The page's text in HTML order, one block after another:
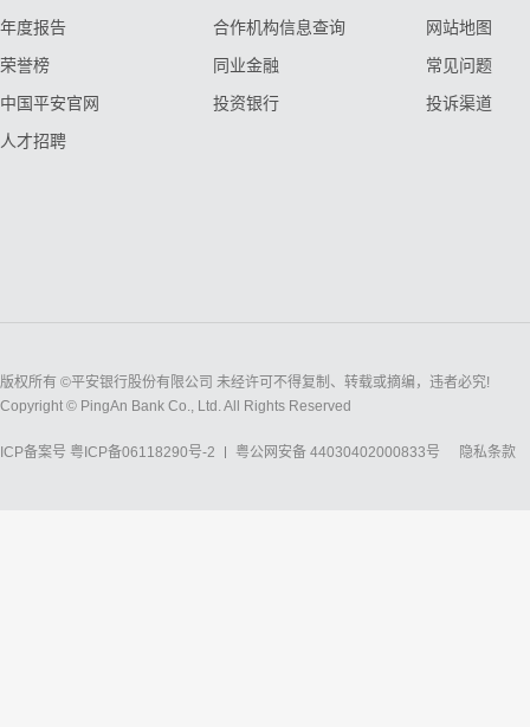
年度报告
荣誉榜
中国平安官网
人才招聘
合作机构信息查询
同业金融
投资银行
网站地图
常见问题
投诉渠道
版权所有 ©平安银行股份有限公司 未经许可不得复制、转载或摘编，违者必究!
Copyright © PingAn Bank Co., Ltd. All Rights Reserved
ICP备案号 粤ICP备06118290号-2 粤公网安备 44030402000833号 隐私条款